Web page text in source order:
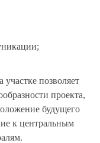
позволяет
проекта,
будущего
к центральным